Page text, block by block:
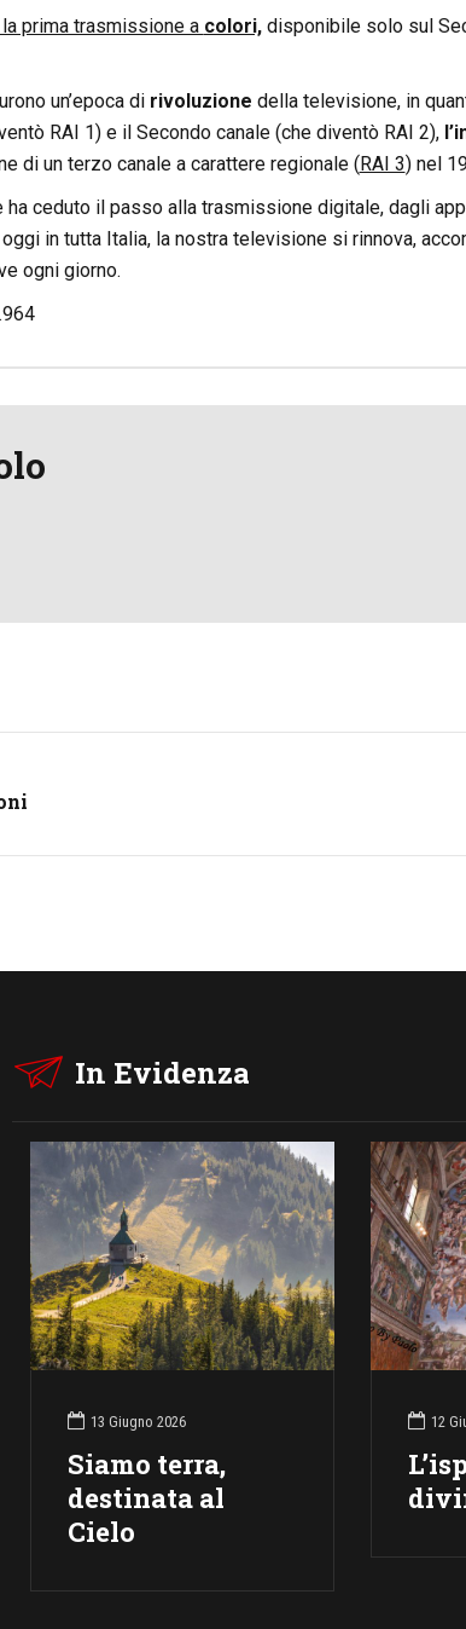
prima trasmissione a colori,disponibile solo sul
un’epoca dirivoluzione della televisione, in
RAI 1) e il Secondo canale (che diventò RAI 2),
di un terzo canale a carattere regionale ( RAI 3) nel
ha ceduto il passo alla trasmissione digitale, dagli
in tutta Italia, la nostra televisione si rinnova,
ogni giorno.
In Evidenza
13 Giugno 2026
Siamo terra,
destinata al
Cielo
12